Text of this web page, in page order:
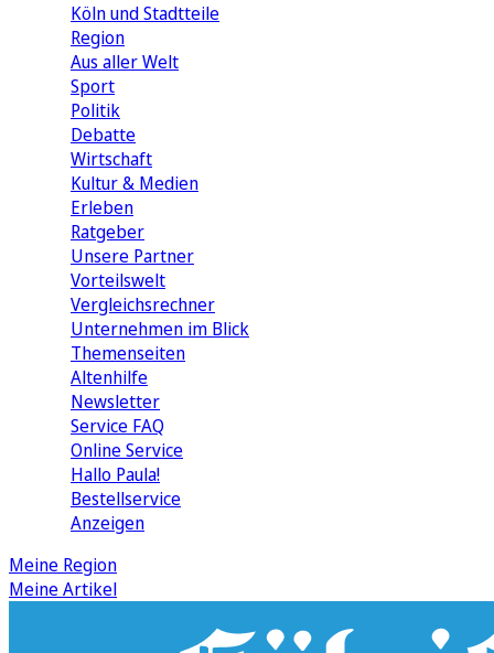
Köln und Stadtteile
Region
Aus aller Welt
Sport
Politik
Debatte
Wirtschaft
Kultur & Medien
Erleben
Ratgeber
Unsere Partner
Vorteilswelt
Vergleichsrechner
Unternehmen im Blick
Themenseiten
Altenhilfe
Newsletter
Service FAQ
Online Service
Hallo Paula!
Bestellservice
Anzeigen
Meine Region
Meine Artikel